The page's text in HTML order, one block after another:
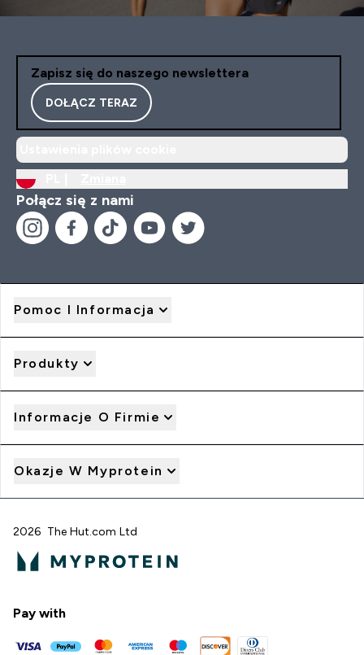
Zapisz się do naszego newslettera
DOŁĄCZ TERAZ
Połącz się z nami
Pomoc I Informacja
Produkty
Informacje O Firmie
Okazje W Myprotein
2026 The Hut.com Ltd
Pay with